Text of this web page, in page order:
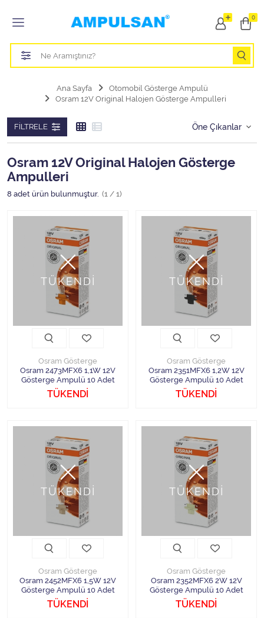
0
Tüm Kategoriler
Led Aydınlatma Ampulü
Otomobil Halojen Far Ampulü
Otomobil Xenon Far Ampulü
Otomobil Led Far Ampulü
Otomobil Halojen Park Ampulü
Otomobil Led Park Ampulü
Otomobil Gösterge Ampulü
Halojen Off Road Rally Ampulü
Motosiklet Halojen Far Ampulü
Kamyon Halojen Far Ampulü
Kamyon Halojen Park Ampulü
Kamyon Gösterge Ampulü
Ana Sayfa
Otomobil Gösterge Ampulü
Osram 12V Original Halojen Gösterge Ampulleri
FILTRELE
Osram 12V Original Halojen Gösterge
Ampulleri
8 adet ürün bulunmuştur. (1 / 1)
TÜKENDİ
Osram Gösterge
Osram 2473MFX6 1,1W 12V
Gösterge Ampulü 10 Adet
TÜKENDİ
TÜKENDİ
Osram Gösterge
Osram 2351MFX6 1,2W 12V
Gösterge Ampulü 10 Adet
TÜKENDİ
TÜKENDİ
Osram Gösterge
Osram 2452MFX6 1,5W 12V
Gösterge Ampulü 10 Adet
TÜKENDİ
TÜKENDİ
Osram Gösterge
Osram 2352MFX6 2W 12V
Gösterge Ampulü 10 Adet
TÜKENDİ